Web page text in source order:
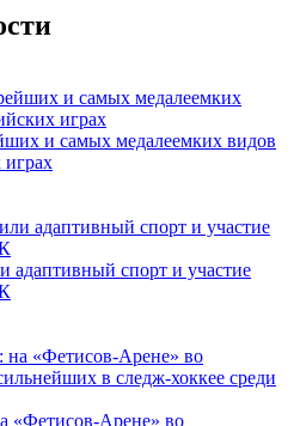
и самых медалеемких видов
адаптивный спорт и участие
«Фетисов-Арене» во